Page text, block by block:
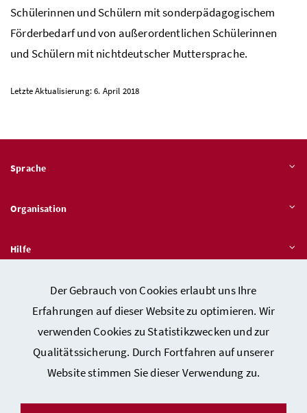
Der Gebrauch von Cookies erlaubt uns Ihre
Erfahrungen auf dieser Website zu optimieren. Wir
verwenden Cookies zu Statistikzwecken und zur
Qualitätssicherung. Durch Fortfahren auf unserer
Website stimmen Sie dieser Verwendung zu.
Schülerinnen und Schülern mit sonderpädagogischem
Förderbedarf und von außerordentlichen Schülerinnen
und Schülern mit nichtdeutscher Muttersprache.
Letzte Aktualisierung: 6. April 2018
Sprache
Organisation
Hilfe
Quicklinks
Barrierefreiheitserklärung